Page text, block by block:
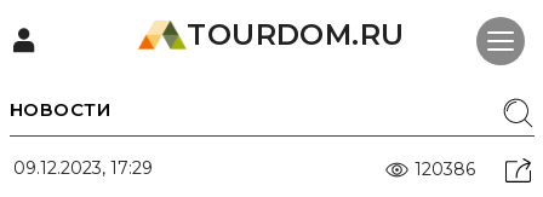
TOURDOM.RU
НОВОСТИ
09.12.2023, 17:29 120386